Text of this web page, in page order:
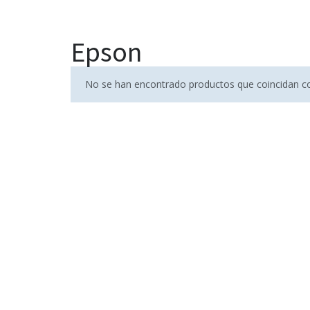
Epson
No se han encontrado productos que coincidan